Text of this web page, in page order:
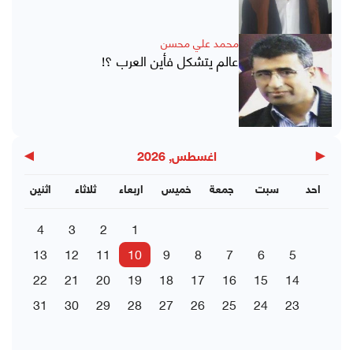
محمد علي محسن
عالم يتشكل فأين العرب ؟!
◀ اغسطس, 2026 ▶
اثنين ثلاثاء اربعاء خميس جمعة سبت احد
1
2
3
4
5
6
7
8
9
10
11
12
13
14
15
16
17
18
19
20
21
22
23
24
25
26
27
28
29
30
31